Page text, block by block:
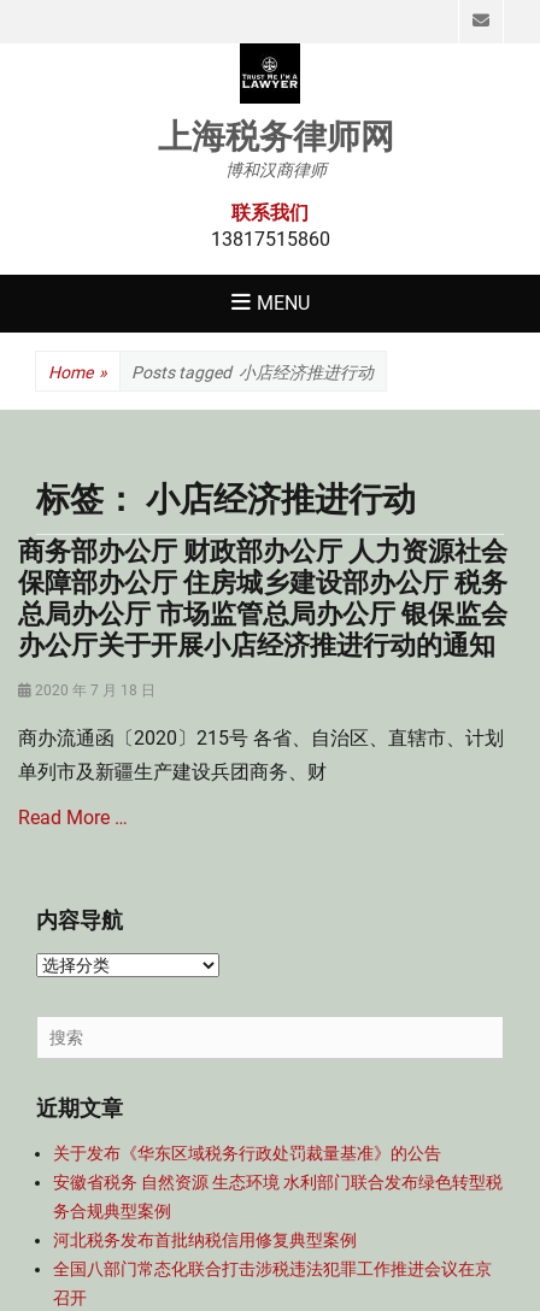
上海税务律师网
博和汉商律师
联系我们
13817515860
MENU
Home » Posts tagged 小店经济推进行动
标签： 小店经济推进行动
商务部办公厅 财政部办公厅 人力资源社会
保障部办公厅 住房城乡建设部办公厅 税务
总局办公厅 市场监管总局办公厅 银保监会
办公厅关于开展小店经济推进行动的通知
Posted
2020 年 7 月 18 日
商办流通函〔2020〕215号 各省、自治区、直辖市、计划
单列市及新疆生产建设兵团商务、财
Read More …
内容导航
内
导
航
Search
for:
近期文章
关于发布《华东区域税务行政处罚裁量基准》的公告
安徽省税务 自然资源 生态环境 水利部门联合发布绿色转型税
务合规典型案例
河北税务发布首批纳税信用修复典型案例
全国八部门常态化联合打击涉税违法犯罪工作推进会议在京
召开